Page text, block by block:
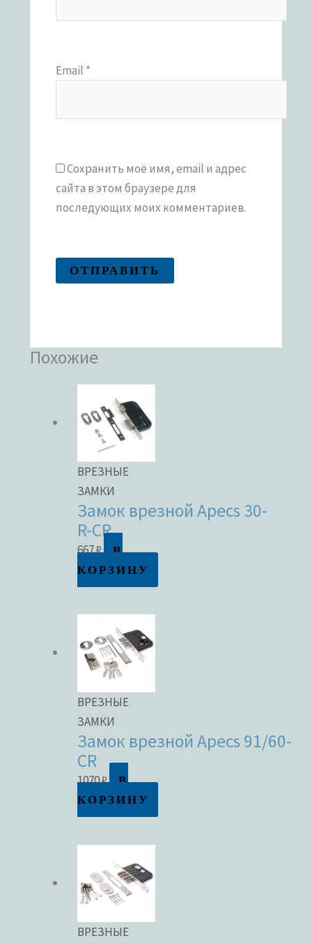
Email *
Сохранить моё имя, email и адрес
сайта в этом браузере для
последующих моих комментариев.
Похожие
ВРЕЗНЫЕ
ЗАМКИ
Замок врезной Apecs 30-
R-CR
667₽
В
КОРЗИНУ
ВРЕЗНЫЕ
ЗАМКИ
Замок врезной Apecs 91/60-
CR
1070₽
В
КОРЗИНУ
ВРЕЗНЫЕ